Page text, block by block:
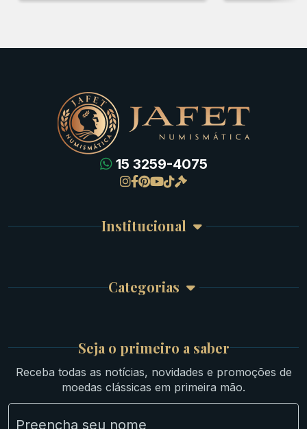
15 3259-4075
Institucional
Meus Pedidos
Carrinho de Compra
Atendimento
Categorias
Gregas
Byzantinas
Bíblicas
Ouro
Ibéricas
Lotes Grandes
Material Numismático
NGC e NNC Encapsuladas
Novidades
Seja o primeiro a saber
Receba todas as notícias, novidades e promoções de
moedas clássicas em primeira mão.